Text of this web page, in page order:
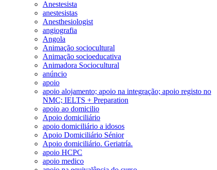
Anestesista
anestesistas
Anesthesiologist
angiografia
Angola
Animação sociocultural
Animação socioeducativa
Animadora Sociocultural
anúncio
apoio
apoio alojamento; apoio na integração; apoio registo no
NMC; IELTS + Preparation
apoio ao domicilio
Apoio domiciliário
apoio domiciliário a idosos
Apoio Domiciliário Sénior
Apoio domiciliário. Geriatría.
apoio HCPC
apoio medico